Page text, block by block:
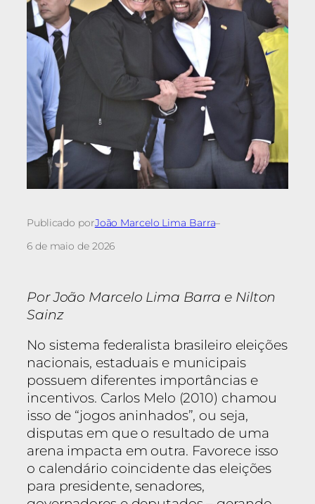
Publicado porJoão Marcelo Lima Barra–
6 de maio de 2026
Por João Marcelo Lima Barra e Nilton
Sainz
No sistema federalista brasileiro eleições
nacionais, estaduais e municipais
possuem diferentes importâncias e
incentivos. Carlos Melo (2010) chamou
isso de “jogos aninhados”, ou seja,
disputas em que o resultado de uma
arena impacta em outra. Favorece isso
o calendário coincidente das eleições
para presidente, senadores,